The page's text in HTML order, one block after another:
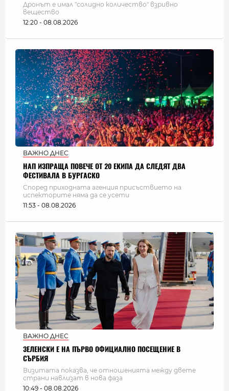
Дронът е имал "солидно количество" взривно
вещество
12:20 - 08.08.2026
ВАЖНО ДНЕС
НАП ИЗПРАЩА ПОВЕЧЕ ОТ 20 ЕКИПА ДА СЛЕДЯТ ДВА
ФЕСТИВАЛА В БУРГАСКО
Според приходната агенция присъствието на
испекторите няма да се усети
11:53 - 08.08.2026
ВАЖНО ДНЕС
ЗЕЛЕНСКИ Е НА ПЪРВО ОФИЦИАЛНО ПОСЕЩЕНИЕ В
СЪРБИЯ
Визитата показва, че отношенията между двете
страни навлизат в нова фаза
10:49 - 08.08.2026